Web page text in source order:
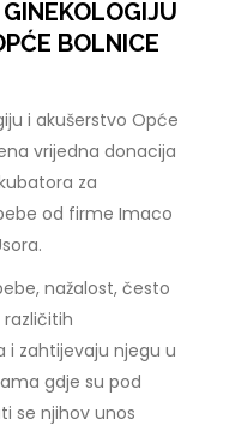
BOLNICE
i akušerstvo Opće
vrijedna donacija
za
od firme Imaco
nažalost, često
i zahtijevaju njegu u
gdje su pod
se njihov unos